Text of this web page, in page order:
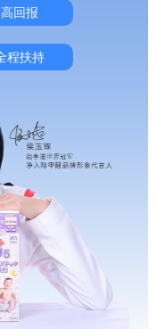
高回报
程扶持